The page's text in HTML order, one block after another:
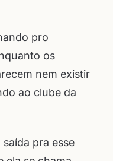
pro
os
nem existir
ao clube da
pra esse